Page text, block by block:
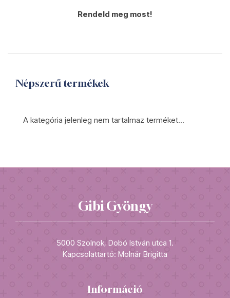
Rendeld meg most!
Népszerű termékek
A kategória jelenleg nem tartalmaz terméket...
Gibi Gyöngy
5000 Szolnok, Dobó István utca 1.
Kapcsolattartó: Molnár Brigitta
Információ